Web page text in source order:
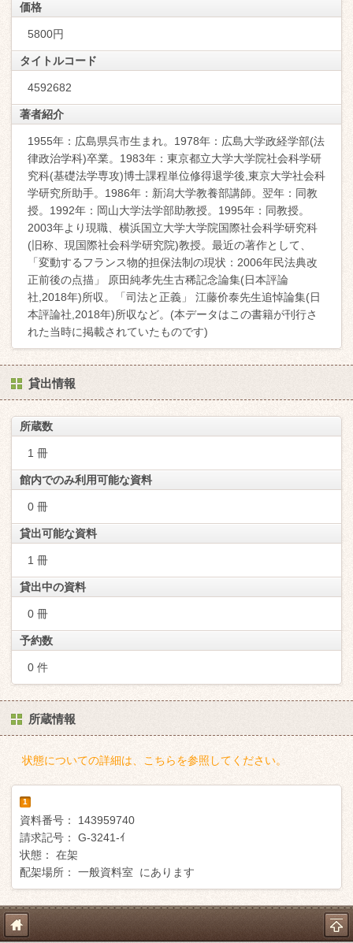
価格
5800円
タイトルコード
4592682
著者紹介
1955年：広島県呉市生まれ。1978年：広島大学政経学部(法
律政治学科)卒業。1983年：東京都立大学大学院社会科学研
究科(基礎法学専攻)博士課程単位修得退学後,東京大学社会科
学研究所助手。1986年：新潟大学教養部講師。翌年：同教
授。1992年：岡山大学法学部助教授。1995年：同教授。
2003年より現職、横浜国立大学大学院国際社会科学研究科
(旧称、現国際社会科学研究院)教授。最近の著作として、
「変動するフランス物的担保法制の現状：2006年民法典改
正前後の点描」 原田純孝先生古稀記念論集(日本評論
社,2018年)所収。「司法と正義」 江藤价泰先生追悼論集(日
本評論社,2018年)所収など。(本データはこの書籍が刊行さ
れた当時に掲載されていたものです)
貸出情報
所蔵数
1 冊
館内でのみ利用可能な資料
0 冊
貸出可能な資料
1 冊
貸出中の資料
0 冊
予約数
0 件
所蔵情報
状態についての詳細は、こちらを参照してください。
1
資料番号：
143959740
請求記号：
G-3241-ｲ
状態：
在架
配架場所：
一般資料室 にあります